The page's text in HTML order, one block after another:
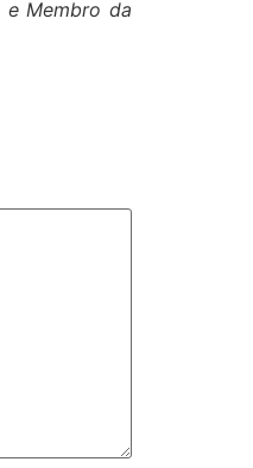
e Membro da